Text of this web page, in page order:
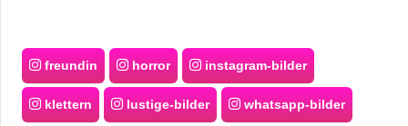
freundin horror instagram-bilder
klettern lustige-bilder whatsapp-bilder